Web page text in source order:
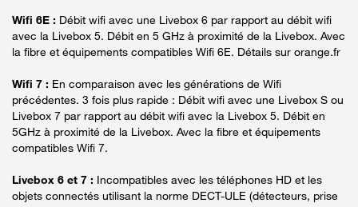
Wifi 6E : Débit wifi avec une Livebox 6 par rapport au débit wifi
avec la Livebox 5. Débit en 5 GHz à proximité de la Livebox. Avec
la fibre et équipements compatibles Wifi 6E. Détails sur orange.fr
Wifi 7 : En comparaison avec les générations de Wifi
précédentes. 3 fois plus rapide : Débit wifi avec une Livebox S ou
Livebox 7 par rapport au débit wifi avec la Livebox 5. Débit en
5GHz à proximité de la Livebox. Avec la fibre et équipements
compatibles Wifi 7.
Livebox 6 et 7 : Incompatibles avec les téléphones HD et les
objets connectés utilisant la norme DECT-ULE (détecteurs, prise